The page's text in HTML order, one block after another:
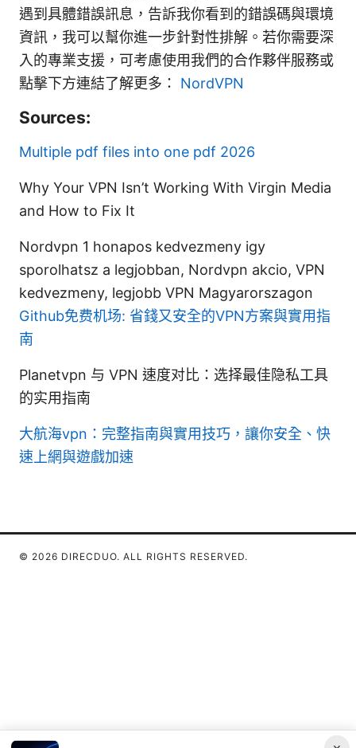
遇到具體錯誤訊息，告訴我你看到的錯誤碼與環境
資訊，我可以幫你進一步針對性排解。若你需要深
入的專業支援，可考慮使用我們的合作夥伴服務或
點擊下方連結了解更多： NordVPN
Sources:
Multiple pdf files into one pdf 2026
Why Your VPN Isn’t Working With Virgin Media
and How to Fix It
Nordvpn 1 honapos kedvezmeny igy
sporolhatsz a legjobban, Nordvpn akcio, VPN
kedvezmeny, legjobb VPN Magyarorszagon
Github免费机场: 省錢又安全的VPN方案與實用指
南
Planetvpn 与 VPN 速度对比：选择最佳隐私工具
的实用指南
大航海vpn：完整指南與實用技巧，讓你安全、快
速上網與遊戲加速
© 2026 DIRECDUO. ALL RIGHTS RESERVED.